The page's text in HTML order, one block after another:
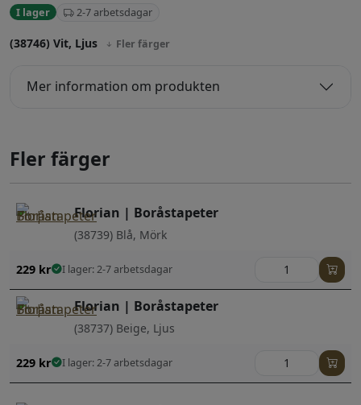
I lager 2-7 arbetsdagar
(38746) Vit, Ljus Fler färger
Mer information om produkten
Fler färger
Florian | Boråstapeter
(38739) Blå, Mörk
229 kr I lager: 2-7 arbetsdagar
Florian | Boråstapeter
(38737) Beige, Ljus
229 kr I lager: 2-7 arbetsdagar